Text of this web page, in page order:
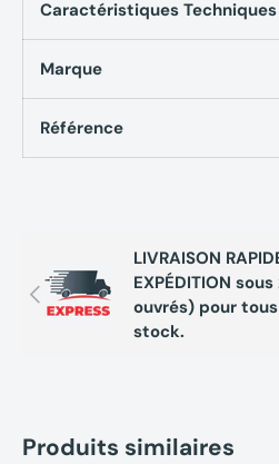
Poids : 925 g
Accessoires
Livré en coffret vide :
Caractéristiques Techniques
Marque
Référence
Précédent
LIVRAISON
EXPÉDITION
ouvrés) pour
stock.
Produits similaires